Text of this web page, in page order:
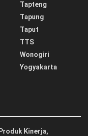
Tapteng
Tapung
Taput
TTS
Wonogiri
Yogyakarta
Kinerja,